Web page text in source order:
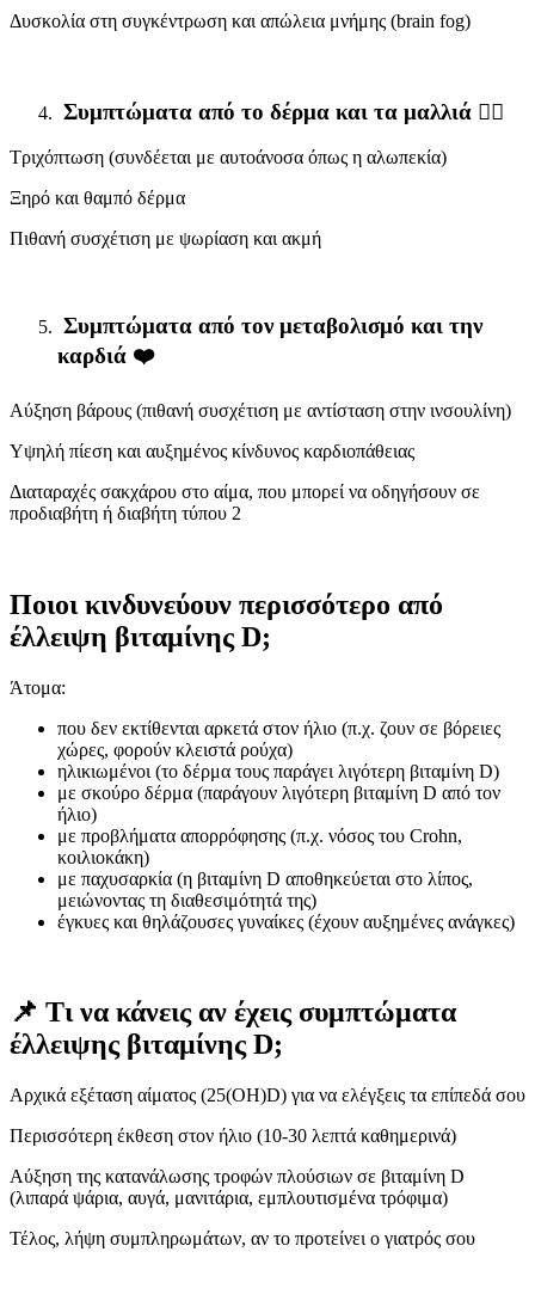
Δυσκολία στη συγκέντρωση και απώλεια μνήμης (brain fog)
Συμπτώματα από το δέρμα και τα μαλλιά 💇‍♀️
Τριχόπτωση (συνδέεται με αυτοάνοσα όπως η αλωπεκία)
Ξηρό και θαμπό δέρμα
Πιθανή συσχέτιση με ψωρίαση και ακμή
Συμπτώματα από τον μεταβολισμό και την
καρδιά ❤️
Αύξηση βάρους (πιθανή συσχέτιση με αντίσταση στην ινσουλίνη)
Υψηλή πίεση και αυξημένος κίνδυνος καρδιοπάθειας
Διαταραχές σακχάρου στο αίμα, που μπορεί να οδηγήσουν σε
προδιαβήτη ή διαβήτη τύπου 2
Ποιοι κινδυνεύουν περισσότερο από
έλλειψη βιταμίνης D;
Άτομα:
που δεν εκτίθενται αρκετά στον ήλιο (π.χ. ζουν σε βόρειες
χώρες, φορούν κλειστά ρούχα)
ηλικιωμένοι (το δέρμα τους παράγει λιγότερη βιταμίνη D)
με σκούρο δέρμα (παράγουν λιγότερη βιταμίνη D από τον
ήλιο)
με προβλήματα απορρόφησης (π.χ. νόσος του Crohn,
κοιλιοκάκη)
με παχυσαρκία (η βιταμίνη D αποθηκεύεται στο λίπος,
μειώνοντας τη διαθεσιμότητά της)
έγκυες και θηλάζουσες γυναίκες (έχουν αυξημένες ανάγκες)
📌 Τι να κάνεις αν έχεις συμπτώματα
έλλειψης βιταμίνης D;
Αρχικά εξέταση αίματος (25(OH)D) για να ελέγξεις τα επίπεδά σου
Περισσότερη έκθεση στον ήλιο (10-30 λεπτά καθημερινά)
Αύξηση της κατανάλωσης τροφών πλούσιων σε βιταμίνη D
(λιπαρά ψάρια, αυγά, μανιτάρια, εμπλουτισμένα τρόφιμα)
Τέλος, λήψη συμπληρωμάτων, αν το προτείνει ο γιατρός σου